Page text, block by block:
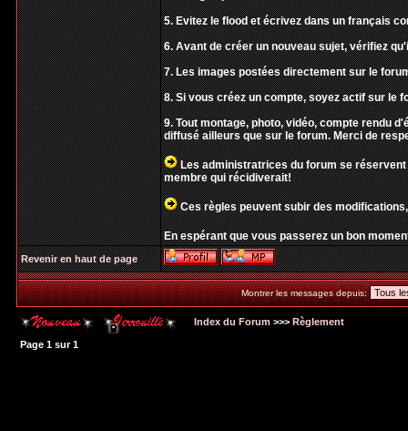
5. Evitez le flood et écrivez dans un français
6. Avant de créer un nouveau sujet, vérifiez
7. Les images postées directement sur le
8. Si vous créez un compte, soyez actif sur le
9. Tout montage, photo, vidéo, compte rendu
diffusé ailleurs que sur le forum. Merci de
Les administratrices du forum se
membre qui récidiverait!
Ces règles peuvent subir des
En espérant que vous passerez un bon
Revenir en haut de page
Montrer les messages depuis:
Index du Forum >>> Règlement
Page 1 sur1